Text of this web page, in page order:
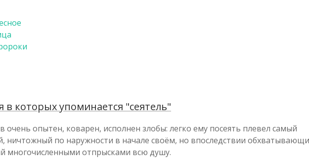
которых упоминается "сеятель"
очень опытен, коварен, исполнен злобы: легко ему посеять плевел самый
ничтожный по наружности в начале своём, но впоследствии
многочисленными отпрысками всю душу.